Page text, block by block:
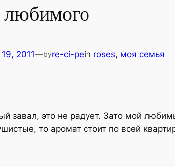
2011—byre-ci-pein roses, моя семья
завал, это не радует. Зато мой
то аромат стоит по всей